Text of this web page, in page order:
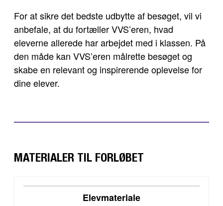
For at sikre det bedste udbytte af besøget, vil vi
anbefale, at du fortæller VVS’eren, hvad
eleverne allerede har arbejdet med i klassen. På
den måde kan VVS’eren målrette besøget og
skabe en relevant og inspirerende oplevelse for
dine elever.
MATERIALER TIL FORLØBET
VIS
Elevmateriale